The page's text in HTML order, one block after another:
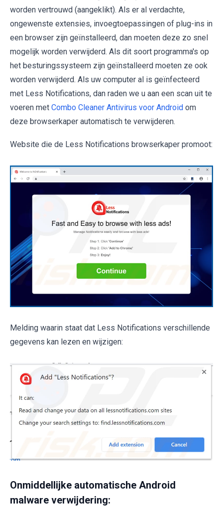
worden vertrouwd (aangeklikt). Als er al verdachte,
ongewenste extensies, invoegtoepassingen of plug-ins in
een browser zijn geïnstalleerd, dan moeten deze zo snel
mogelijk worden verwijderd. Als dit soort programma's op
het besturingssysteem zijn geïnstalleerd moeten ze ook
worden verwijderd. Als uw computer al is geïnfecteerd
met Less Notifications, dan raden we u aan een scan uit te
voeren met Combo Cleaner Antivirus voor Android om
deze browserkaper automatisch te verwijderen.
Website die de Less Notifications browserkaper promoot:
Melding waarin staat dat Less Notifications verschillende
gegevens kan lezen en wijzigen:
Onmiddellijke automatische Android
malware verwijdering: